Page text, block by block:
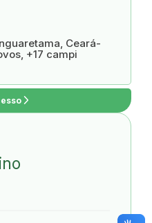
Ceará-
+17 campi
arrow_forward_ios